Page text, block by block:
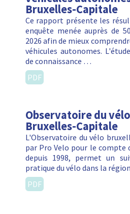
Bruxelles-Capitale
Ce rapport présente les
enquête menée auprès de
2026 afin de mieux
véhicules autonomes.
de connaissance …
PDF
Observatoire du
Bruxelles-Capitale
L'Observatoire du vélo
par Pro Velo pour le compte
depuis 1998, permet un
pratique du vélo dans la
PDF